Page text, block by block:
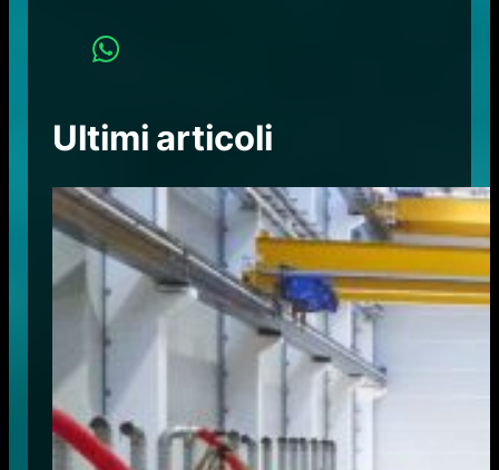
Condividi l’articolo su WhatsApp
Ultimi articoli